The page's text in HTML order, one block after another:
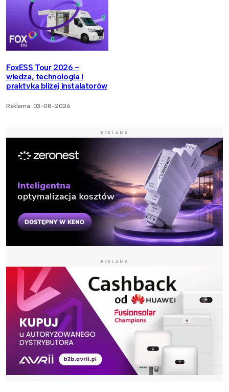
FoxESS Tour 2026 -
wiedza, technologia i
praktyka bliżej instalatorów
Reklama 03-08-2026
REKLAMA
REKLAMA